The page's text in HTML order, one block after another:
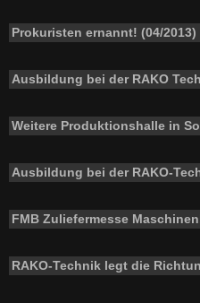
Prokuristen ernannt! (04/2013)
Ausbildung bei der RAKO
Weitere Produktionshalle in
Ausbildung bei der RAKO-
FMB Zuliefermesse
RAKO-Technik legt die